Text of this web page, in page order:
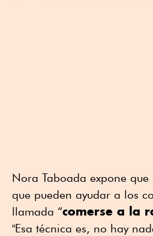
Nora Taboada expone
que pueden ayudar a los
llamada “comerse a la
"Esa técnica es, no hay